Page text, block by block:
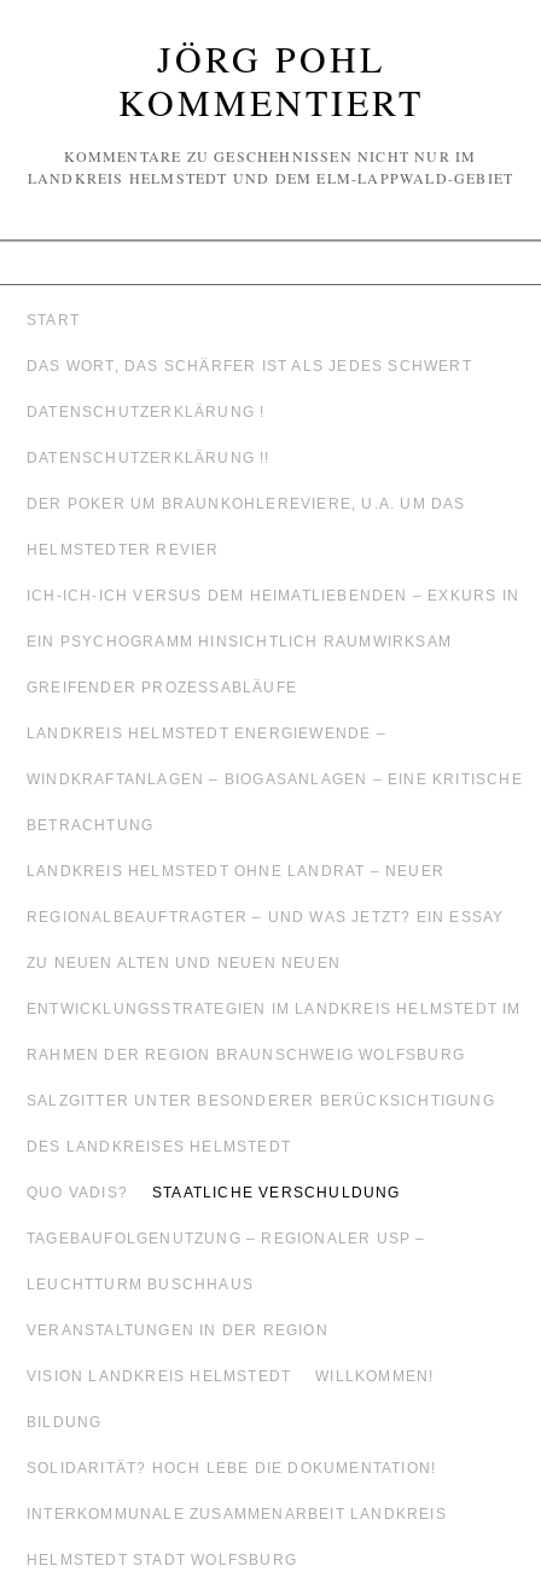
JÖRG POHL
KOMMENTIERT
KOMMENTARE ZU GESCHEHNISSEN NICHT NUR IM
LANDKREIS HELMSTEDT UND DEM ELM-LAPPWALD-GEBIET
START
DAS WORT, DAS SCHÄRFER IST ALS JEDES SCHWERT
DATENSCHUTZERKLÄRUNG !
DATENSCHUTZERKLÄRUNG !!
DER POKER UM BRAUNKOHLEREVIERE, U.A. UM DAS
HELMSTEDTER REVIER
ICH-ICH-ICH VERSUS DEM HEIMATLIEBENDEN – EXKURS IN
EIN PSYCHOGRAMM HINSICHTLICH RAUMWIRKSAM
GREIFENDER PROZESSABLÄUFE
LANDKREIS HELMSTEDT ENERGIEWENDE –
WINDKRAFTANLAGEN – BIOGASANLAGEN – EINE KRITISCHE
BETRACHTUNG
LANDKREIS HELMSTEDT OHNE LANDRAT – NEUER
REGIONALBEAUFTRAGTER – UND WAS JETZT? EIN ESSAY
ZU NEUEN ALTEN UND NEUEN NEUEN
ENTWICKLUNGSSTRATEGIEN IM LANDKREIS HELMSTEDT IM
RAHMEN DER REGION BRAUNSCHWEIG WOLFSBURG
SALZGITTER UNTER BESONDERER BERÜCKSICHTIGUNG
DES LANDKREISES HELMSTEDT
QUO VADIS? STAATLICHE VERSCHULDUNG
TAGEBAUFOLGENUTZUNG – REGIONALER USP –
LEUCHTTURM BUSCHHAUS
VERANSTALTUNGEN IN DER REGION
VISION LANDKREIS HELMSTEDT WILLKOMMEN!
BILDUNG
SOLIDARITÄT? HOCH LEBE DIE DOKUMENTATION!
INTERKOMMUNALE ZUSAMMENARBEIT LANDKREIS
HELMSTEDT STADT WOLFSBURG